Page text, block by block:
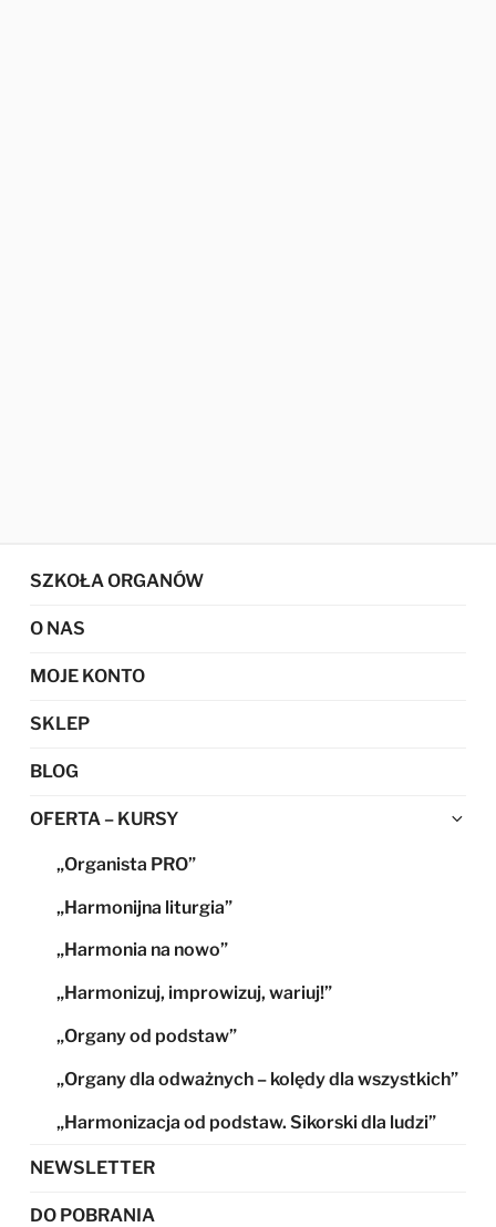
SZKOŁA ORGANÓW
O NAS
MOJE KONTO
SKLEP
BLOG
OFERTA – KURSY
„Organista PRO”
„Harmonijna liturgia”
„Harmonia na nowo”
„Harmonizuj, improwizuj, wariuj!”
„Organy od podstaw”
„Organy dla odważnych – kolędy dla wszystkich”
„Harmonizacja od podstaw. Sikorski dla ludzi”
NEWSLETTER
DO POBRANIA